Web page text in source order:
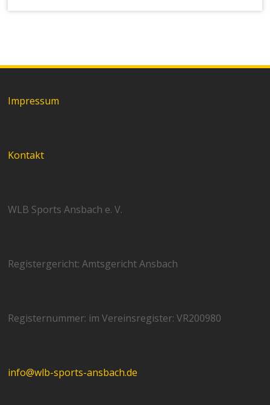
Impressum
Kontakt
WLB Sports Ansbach e. V.
Registergericht: Amtsgericht Ansbach
Registernummer: im Vereinsregister: VR200980
info@wlb-sports-ansbach.de